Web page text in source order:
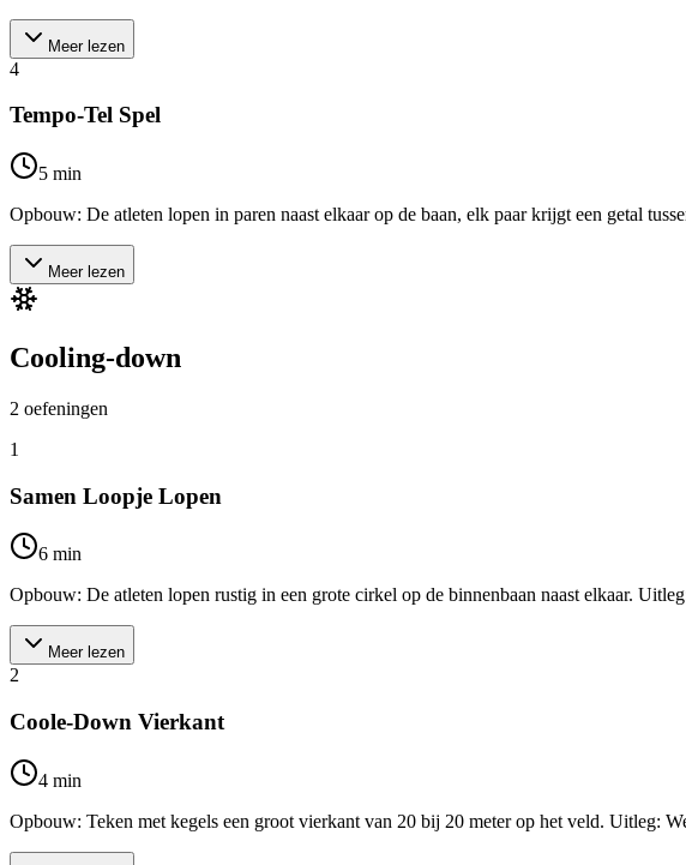
Meer lezen
4
Tempo-Tel Spel
5 min
Opbouw: De atleten lopen in paren naast elkaar op de baan, elk paar krijgt een getal
Meer lezen
Cooling-down
2 oefeningen
1
Samen Loopje Lopen
6 min
Opbouw: De atleten lopen rustig in een grote cirkel op de binnenbaan naast elkaar.
Meer lezen
2
Coole-Down Vierkant
4 min
Opbouw: Teken met kegels een groot vierkant van 20 bij 20 meter op het veld. Uitleg: